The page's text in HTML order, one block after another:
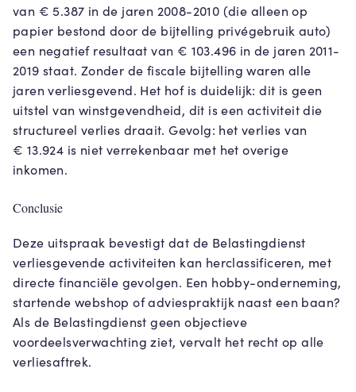
van € 5.387 in de jaren 2008-2010 (die alleen op
papier bestond door de bijtelling privégebruik auto)
een negatief resultaat van € 103.496 in de jaren 2011-
2019 staat. Zonder de fiscale bijtelling waren alle
jaren verliesgevend. Het hof is duidelijk: dit is geen
uitstel van winstgevendheid, dit is een activiteit die
structureel verlies draait. Gevolg: het verlies van
€ 13.924 is niet verrekenbaar met het overige
inkomen.
Conclusie
Deze uitspraak bevestigt dat de Belastingdienst
verliesgevende activiteiten kan herclassificeren, met
directe financiële gevolgen. Een hobby-onderneming,
startende webshop of adviespraktijk naast een baan?
Als de Belastingdienst geen objectieve
voordeelsverwachting ziet, vervalt het recht op alle
verliesaftrek.